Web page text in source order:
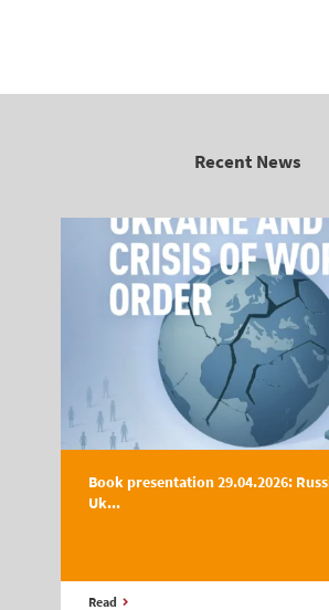
Recent News
Book presentation 29.04.2026:
Uk...
Read